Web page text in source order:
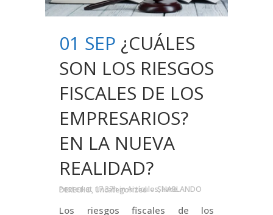
01 SEP ¿CUÁLES
SON LOS RIESGOS
FISCALES DE LOS
EMPRESARIOS?
EN LA NUEVA
REALIDAD?
Posted at 17:37hinArtículos,
HABLANDO DERECHO, Uncategorized Share
Los riesgos fiscales de los